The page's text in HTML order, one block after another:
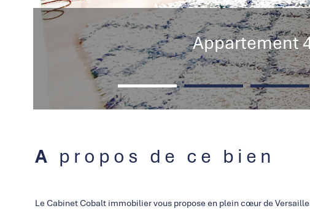
Appartement
A propos de ce bien
Le Cabinet Cobalt immobilier vous propose en plein cœur de